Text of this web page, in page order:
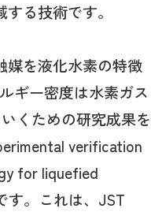
る技術です。
媒を液化水素の特徴
ギー密度は水素ガス
くための研究成果を
verification
for liquefied
す。これは、JST